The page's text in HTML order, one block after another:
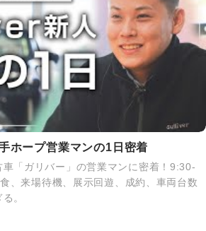
ホープ営業マンの1日密着
「ガリバー」の営業マンに密着！9:30-
、来場待機、展示回遊、成約、車両台数
。